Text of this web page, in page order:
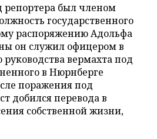
репортера был членом
государственного
распоряжению Адольфа
он служил офицером в
вермахта под
в Нюрнберге
поражения под
добился перевода в
собственной жизни,